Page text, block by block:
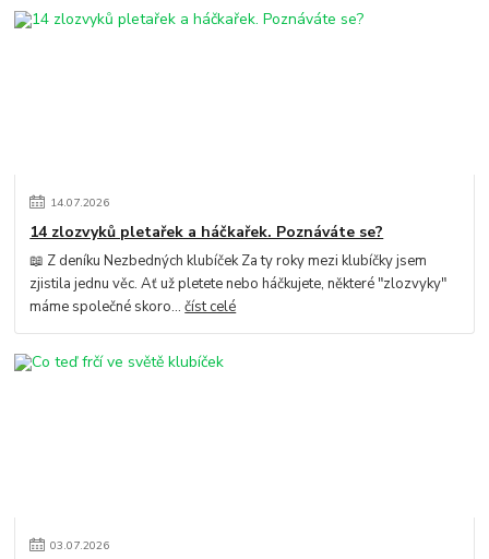
14.07.2026
14 zlozvyků pletařek a háčkařek. Poznáváte se?
📖 Z deníku Nezbedných klubíček Za ty roky mezi klubíčky jsem
zjistila jednu věc. Ať už pletete nebo háčkujete, některé "zlozvyky"
máme společné skoro...číst celé
03.07.2026